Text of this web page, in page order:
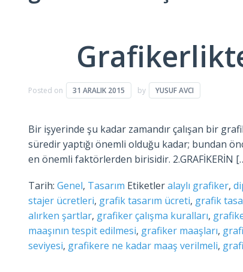
Posted on 31 ARALIK 2015 by YUSUF AVCI
Bir işyerinde şu kadar zamandır çalışan bir
süredir yaptığı önemli olduğu kadar; bundan
en önemli faktörlerden birisidir. 2.GRAFİKERİN
Tarih:Genel, Tasarım Etiketleralaylı grafiker,
stajer ücretleri, grafik tasarım ücreti, grafik
alırken şartlar, grafiker çalışma kuralları,
maaşının tespit edilmesi, grafiker maaşları,
seviyesi, grafikere ne kadar maaş verilmeli,